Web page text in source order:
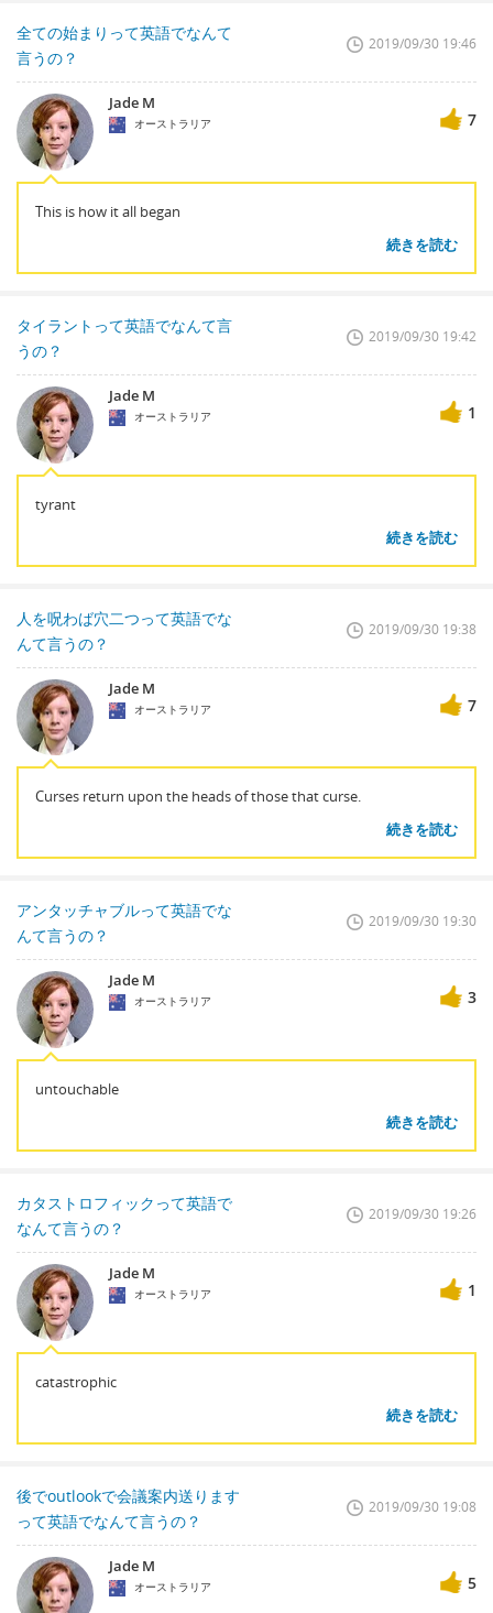
全ての始まりって英語でなんて
言うの？
2019/09/30 19:46
Jade M
オーストラリア 7
This is how it all began
続きを読む
タイラントって英語でなんて言
うの？
2019/09/30 19:42
Jade M
オーストラリア 1
tyrant
続きを読む
人を呪わば穴二つって英語でな
んて言うの？
2019/09/30 19:38
Jade M
オーストラリア 7
Curses return upon the heads of those that curse.
続きを読む
アンタッチャブルって英語でな
んて言うの？
2019/09/30 19:30
Jade M
オーストラリア 3
untouchable
続きを読む
カタストロフィックって英語で
なんて言うの？
2019/09/30 19:26
Jade M
オーストラリア 1
catastrophic
続きを読む
後でoutlookで会議案内送ります
って英語でなんて言うの？
2019/09/30 19:08
Jade M
オーストラリア 5